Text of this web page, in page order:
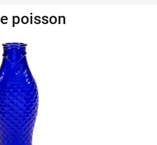
poisson